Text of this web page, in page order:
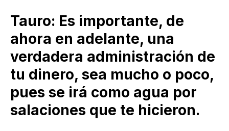
Tauro: Es importante, de
ahora en adelante, una
verdadera administración de
tu dinero, sea mucho o poco,
pues se irá como agua por
salaciones que te hicieron.